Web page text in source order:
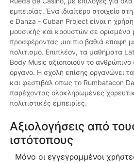
εμπειρίας. Ένα ιδιαίτερο στοιχείο
e Danza - Cuban Project είναι η
μουσικής και κρουστών σε ορισμένα
προσφέροντας μια πιο βαθιά επαφή
πολιτισμό. Επιπλέον, τα μαθήματα
Body Music αξιοποιούν το
όργανο. Η σχολή επίσης οργανώνει
και φεστιβάλ όπως το Rumbatacon
παρέχοντας ολοκληρωμένες
πολιτιστικές εμπειρίες.
Αξιολογήσεις από
ιστότοπους
Μόνο οι εγγεγραμμένοι